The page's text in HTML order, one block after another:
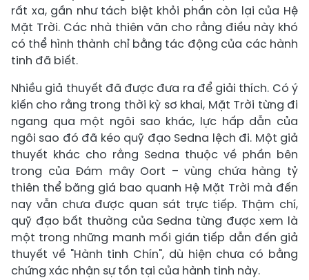
rất xa, gần như tách biệt khỏi phần còn lại của Hệ
Mặt Trời. Các nhà thiên văn cho rằng điều này khó
có thể hình thành chỉ bằng tác động của các hành
tinh đã biết.
Nhiều giả thuyết đã được đưa ra để giải thích. Có ý
kiến cho rằng trong thời kỳ sơ khai, Mặt Trời từng đi
ngang qua một ngôi sao khác, lực hấp dẫn của
ngôi sao đó đã kéo quỹ đạo Sedna lệch đi. Một giả
thuyết khác cho rằng Sedna thuộc về phần bên
trong của Đám mây Oort – vùng chứa hàng tỷ
thiên thể băng giá bao quanh Hệ Mặt Trời mà đến
nay vẫn chưa được quan sát trực tiếp. Thậm chí,
quỹ đạo bất thường của Sedna từng được xem là
một trong những manh mối gián tiếp dẫn đến giả
thuyết về "Hành tinh Chín", dù hiện chưa có bằng
chứng xác nhận sự tồn tại của hành tinh này.